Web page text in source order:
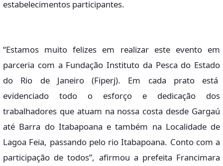
estabelecimentos participantes.
“Estamos muito felizes em realizar este evento em
parceria com a Fundação Instituto da Pesca do Estado
do Rio de Janeiro (Fiperj). Em cada prato está
evidenciado todo o esforço e dedicação dos
trabalhadores que atuam na nossa costa desde Gargaú
até Barra do Itabapoana e também na Localidade de
Lagoa Feia, passando pelo rio Itabapoana. Conto com a
participação de todos”, afirmou a prefeita Francimara